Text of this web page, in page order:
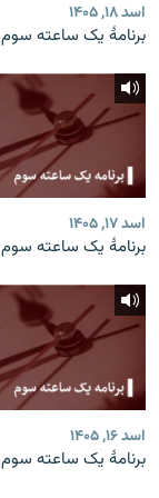
اسد ۱۸, ۱۴۰۵
برنامۀ یک ساعته سوم
اسد ۱۷, ۱۴۰۵
برنامۀ یک ساعته سوم
اسد ۱۶, ۱۴۰۵
برنامۀ یک ساعته سوم